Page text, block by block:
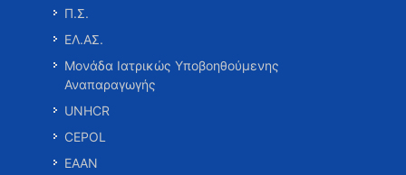
Π.Σ.
ΕΛ.ΑΣ.
Μονάδα Ιατρικώς Υποβοηθούμενης
Αναπαραγωγής
UNHCR
CEPOL
ΕΑΑΝ